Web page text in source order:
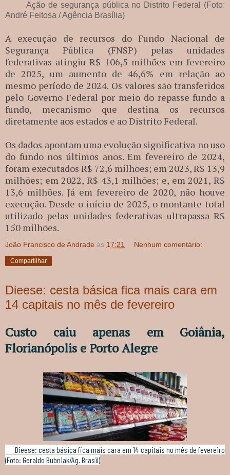
Ação de segurança pública no Distrito Federal (Foto:
André Feitosa / Agência Brasília)
A execução de recursos do Fundo Nacional de
Segurança Pública (FNSP) pelas unidades
federativas atingiu R$ 106,5 milhões em fevereiro
de 2025, um aumento de 46,6% em relação ao
mesmo período de 2024. Os valores são transferidos
pelo Governo Federal por meio do repasse fundo a
fundo, mecanismo que destina os recursos
diretamente aos estados e ao Distrito Federal.
Os dados apontam uma evolução significativa no uso
do fundo nos últimos anos. Em fevereiro de 2024,
foram executados R$ 72,6 milhões; em 2023, R$ 13,9
milhões; em 2022, R$ 43,1 milhões; e, em 2021, R$
13,6 milhões. Já em fevereiro de 2020, não houve
execução. Desde o início de 2025, o montante total
utilizado pelas unidades federativas ultrapassa R$
150 milhões.
João Francisco de Andrade às 17:21 Nenhum comentário:
Compartilhar
Dieese: cesta básica fica mais cara em
14 capitais no mês de fevereiro
Custo caiu apenas em Goiânia,
Florianópolis e Porto Alegre
Dieese: cesta básica fica mais cara em 14 capitais no mês de fevereiro
(Foto: Geraldo Bubniak/Ag. Brasil)